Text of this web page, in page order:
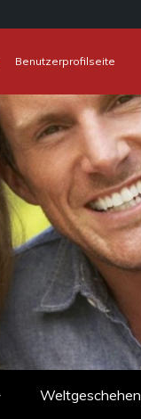
Benutzerprofilseite
Weltgeschehen